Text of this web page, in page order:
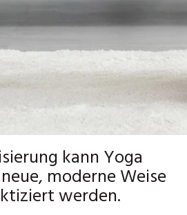
kann Yoga
moderne Weise
werden.